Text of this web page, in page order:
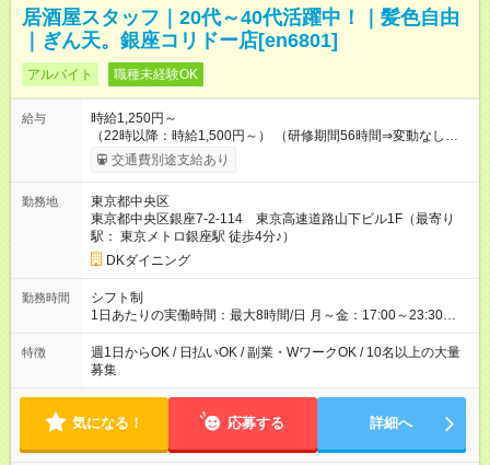
居酒屋スタッフ｜20代～40代活躍中！｜髪色自由
｜ぎん天。銀座コリドー店[en6801]
アルバイト 職種未経験OK
給与
時給1,250円～
（22時以降：時給1,500円～） （研修期間56時間⇒変動なし） ■
食事補助あり⇒1食200円 ■友人紹介制度あり⇒1人紹介につき最
大3万円支給！ 【試用期間】試用期間なし
交通費別途支給あり
勤務地
東京都中央区
東京都中央区銀座7-2-114 東京高速道路山下ビル1F（最寄り
駅： 東京メトロ銀座駅 徒歩4分♪）
DKダイニング
勤務時間
シフト制
1日あたりの実働時間：最大8時間/日 月～金：17:00～23:30
土：14:00～翌5:00 祝前日：17:00～翌5:00 日祝日：14:00～
23:30 ★上記時間から1日3時間～OK ★週1日～OK◎ ※22時以降
勤務は18歳以上(法令による) ■自由シフト制
特徴
週1日からOK / 日払いOK / 副業・WワークOK / 10名以上の大量
募集
気になる！ 応募する 詳細へ